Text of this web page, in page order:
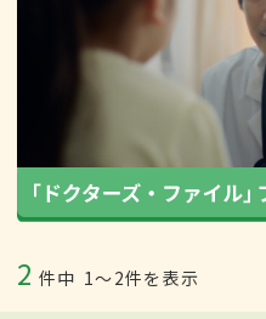
2 件中 1〜2件を表示